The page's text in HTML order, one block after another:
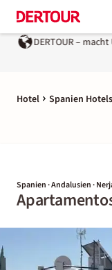
DERTOUR –
Hotel Spanien Hotels
Spanien · Andalusien ·